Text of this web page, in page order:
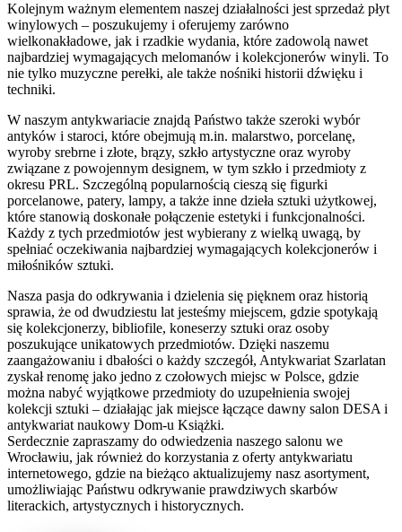
Kolejnym ważnym elementem naszej działalności jest sprzedaż płyt
winylowych – poszukujemy i oferujemy zarówno
wielkonakładowe, jak i rzadkie wydania, które zadowolą nawet
najbardziej wymagających melomanów i kolekcjonerów winyli. To
nie tylko muzyczne perełki, ale także nośniki historii dźwięku i
techniki.
W naszym antykwariacie znajdą Państwo także szeroki wybór
antyków i staroci, które obejmują m.in. malarstwo, porcelanę,
wyroby srebrne i złote, brązy, szkło artystyczne oraz wyroby
związane z powojennym designem, w tym szkło i przedmioty z
okresu PRL. Szczególną popularnością cieszą się figurki
porcelanowe, patery, lampy, a także inne dzieła sztuki użytkowej,
które stanowią doskonałe połączenie estetyki i funkcjonalności.
Każdy z tych przedmiotów jest wybierany z wielką uwagą, by
spełniać oczekiwania najbardziej wymagających kolekcjonerów i
miłośników sztuki.
Nasza pasja do odkrywania i dzielenia się pięknem oraz historią
sprawia, że od dwudziestu lat jesteśmy miejscem, gdzie spotykają
się kolekcjonerzy, bibliofile, koneserzy sztuki oraz osoby
poszukujące unikatowych przedmiotów. Dzięki naszemu
zaangażowaniu i dbałości o każdy szczegół, Antykwariat Szarlatan
zyskał renomę jako jedno z czołowych miejsc w Polsce, gdzie
można nabyć wyjątkowe przedmioty do uzupełnienia swojej
kolekcji sztuki – działając jak miejsce łączące dawny salon DESA i
antykwariat naukowy Dom-u Książki.
Serdecznie zapraszamy do odwiedzenia naszego salonu we
Wrocławiu, jak również do korzystania z oferty antykwariatu
internetowego, gdzie na bieżąco aktualizujemy nasz asortyment,
umożliwiając Państwu odkrywanie prawdziwych skarbów
literackich, artystycznych i historycznych.